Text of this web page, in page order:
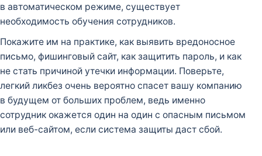
в автоматическом режиме, существует
необходимость обучения сотрудников.
Покажите им на практике, как выявить вредоносное
письмо, фишинговый сайт, как защитить пароль, и как
не стать причиной утечки информации. Поверьте,
легкий ликбез очень вероятно спасет вашу компанию
в будущем от больших проблем, ведь именно
сотрудник окажется один на один с опасным письмом
или веб-сайтом, если система защиты даст сбой.